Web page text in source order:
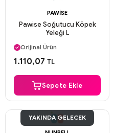
PAWISE
Pawise Soğutucu Köpek
Yeleği L
Aynı Gün Kargo
Orijinal Ürün
Güvenli Ödeme
1.110,07 TL
Sepete Ekle
YAKINDA GELECEK